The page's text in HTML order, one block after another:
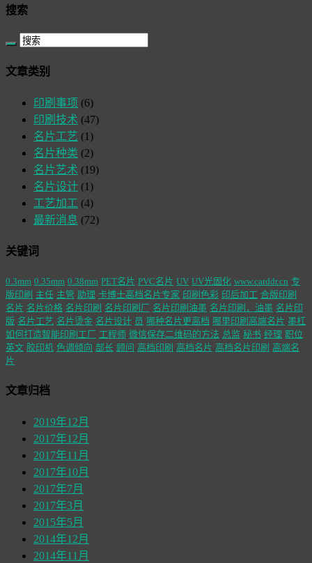
搜索
文章类别
印刷事项 (6)
印刷技术 (47)
名片工艺 (1)
名片种类 (2)
名片艺术 (19)
名片设计 (1)
工艺加工 (4)
最新消息 (72)
关键词
0.3mm 0.35mm 0.38mm PET名片 PVC名片 UV UV光固化 www.carddr.cn 专
版印刷 主任 主管 助理 卡博士高档名片专家 印刷色彩 印后加工 合版印刷
名片 名片价格 名片印刷 名片印刷厂 名片印刷油墨 名片印刷，油墨 名片印
版 名片工艺 名片烫金 名片设计 员 哪种名片更高档 哪里印刷高端名片 墨杠
如何打造智能印刷工厂 工程师 微信保存二维码的方法 总监 秘书 经理 职位
英文 胶印机 色调倾向 部长 顾问 高档印刷 高档名片 高档名片印刷 高端名
片
文章归档
2019年12月
2017年12月
2017年11月
2017年10月
2017年7月
2017年3月
2015年5月
2014年12月
2014年11月